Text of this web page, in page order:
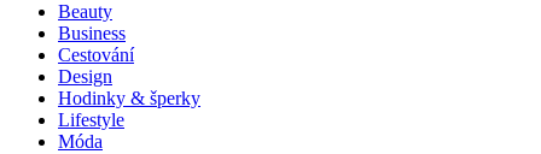
Beauty
Business
Cestování
Design
Hodinky & šperky
Lifestyle
Móda